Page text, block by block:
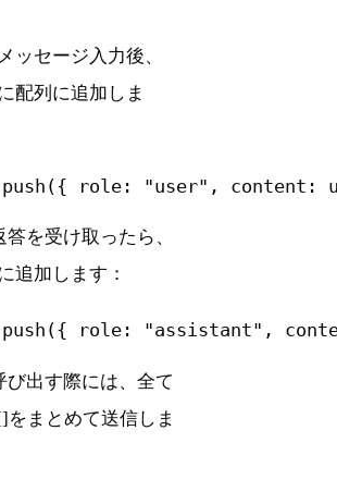
ッセージ入力後、
配列に追加しま
role: "user", content:
を受け取ったら、
追加します：
role: "assistant",
び出す際には、全て
をまとめて送信しま